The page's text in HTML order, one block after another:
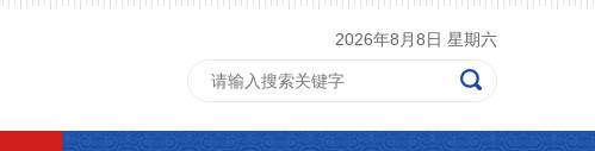
2026年8月8日 星期六